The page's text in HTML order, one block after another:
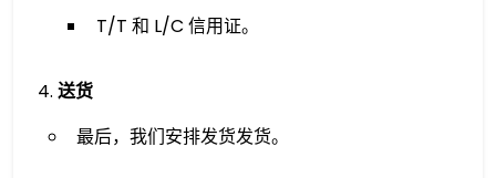
T/T 和 L/C 信用证。
送货
最后，我们安排发货发货。